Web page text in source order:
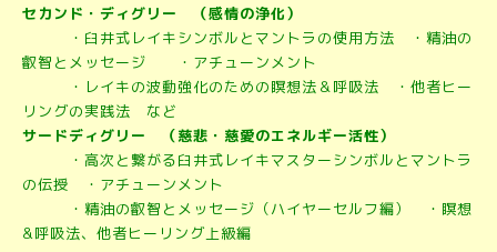
セカンド・ディグリー （感情の浄化）
・臼井式レイキシンボルとマントラの使用方法 ・精油の
叡智とメッセージ ・アチューンメント
・レイキの波動強化のための瞑想法＆呼吸法 ・他者ヒー
リングの実践法 など
サードディグリー （慈悲・慈愛のエネルギー活性）
・高次と繋がる臼井式レイキマスターシンボルとマントラ
の伝授 ・アチューンメント
・精油の叡智とメッセージ（ハイヤーセルフ編） ・瞑想
&呼吸法、他者ヒーリング上級編